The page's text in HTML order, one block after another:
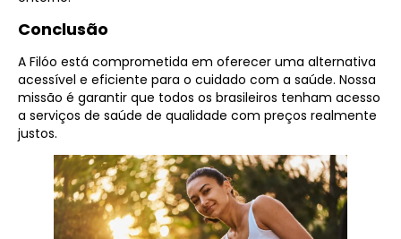
Conclusão
A Filóo está comprometida em oferecer uma alternativa
acessível e eficiente para o cuidado com a saúde. Nossa
missão é garantir que todos os brasileiros tenham acesso
a serviços de saúde de qualidade com preços realmente
justos.